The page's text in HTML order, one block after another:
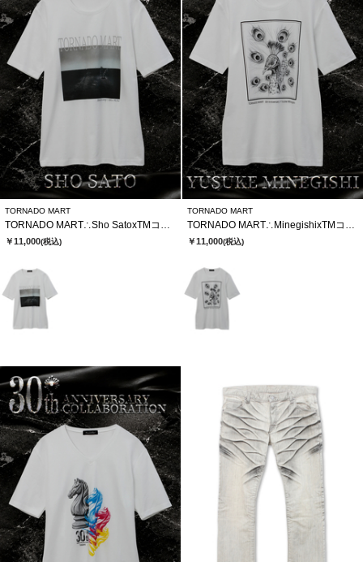
TORNADO MART
TORNADO MART∴Sho SatoxTMコラボTシャツ
￥11,000(税込)
TORNADO MART
TORNADO MART∴MinegishixTMコラボTシャツ
￥11,000(税込)